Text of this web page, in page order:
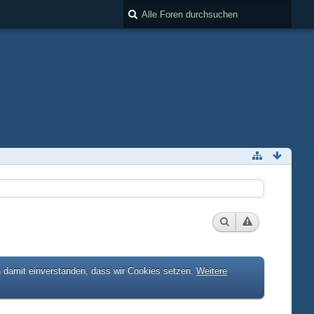
einverstanden, dass wir Cookies setzen. Weitere